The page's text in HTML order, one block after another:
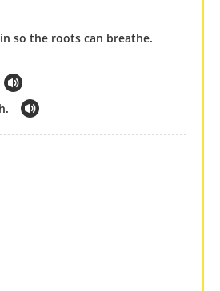
so the roots can breathe.